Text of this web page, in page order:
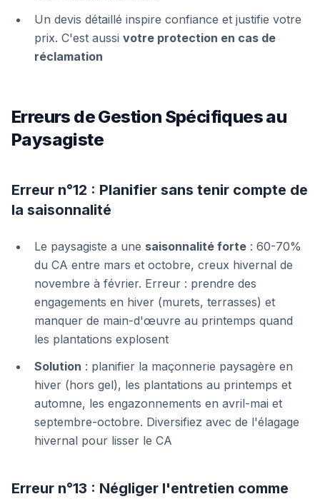
Un devis détaillé inspire confiance et justifie votre
prix. C'est aussi votre protection en cas de
réclamation
Erreurs de Gestion Spécifiques au
Paysagiste
Erreur n°12 : Planifier sans tenir compte de
la saisonnalité
Le paysagiste a une saisonnalité forte : 60-70%
du CA entre mars et octobre, creux hivernal de
novembre à février. Erreur : prendre des
engagements en hiver (murets, terrasses) et
manquer de main-d'œuvre au printemps quand
les plantations explosent
Solution : planifier la maçonnerie paysagère en
hiver (hors gel), les plantations au printemps et
automne, les engazonnements en avril-mai et
septembre-octobre. Diversifiez avec de l'élagage
hivernal pour lisser le CA
Erreur n°13 : Négliger l'entretien comme